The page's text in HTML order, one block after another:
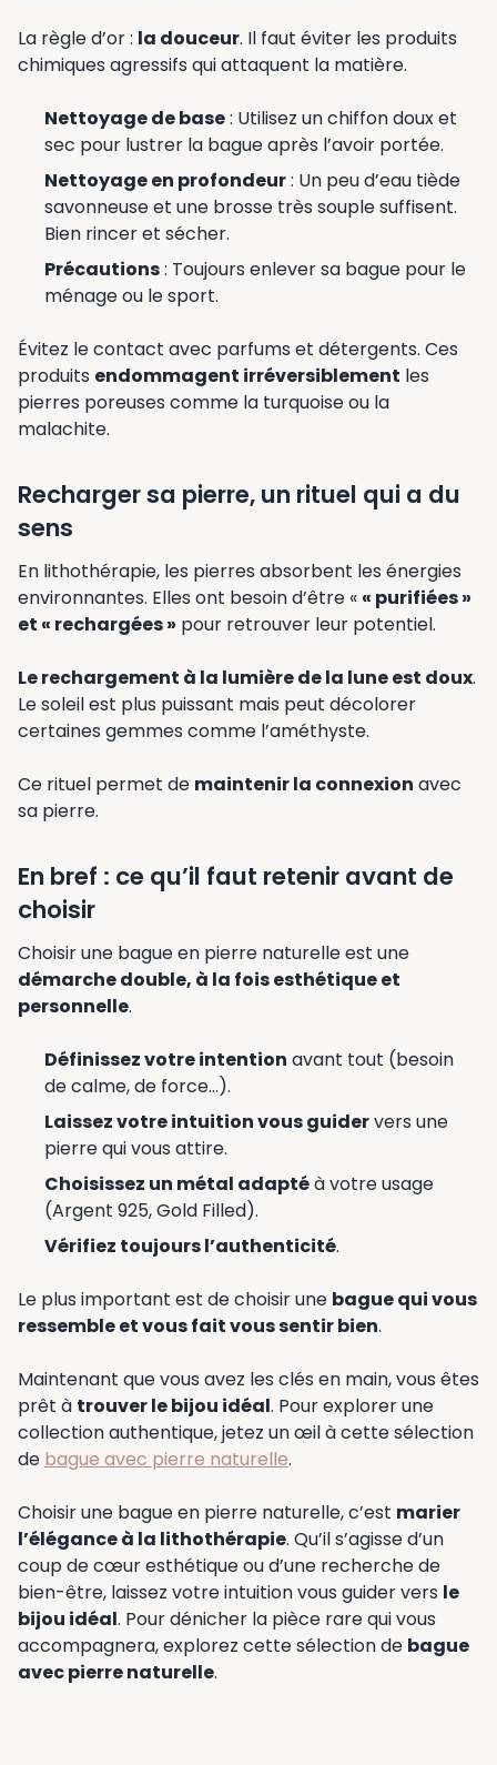
La règle d’or : la douceur. Il faut éviter les produits
chimiques agressifs qui attaquent la matière.
Nettoyage de base: Utilisez un chiffon doux et
sec pour lustrer la bague après l’avoir portée.
Nettoyage en profondeur: Un peu d’eau tiède
savonneuse et une brosse très souple suffisent.
Bien rincer et sécher.
Précautions: Toujours enlever sa bague pour le
ménage ou le sport.
Évitez le contact avec parfums et détergents. Ces
produits endommagent irréversiblement les
pierres poreuses comme la turquoise ou la
malachite.
Recharger sa pierre, un rituel qui a du
sens
En lithothérapie, les pierres absorbent les énergies
environnantes. Elles ont besoin d’être « « purifiées »
et « rechargées » pour retrouver leur potentiel.
Le rechargement à la lumière de la lune est doux.
Le soleil est plus puissant mais peut décolorer
certaines gemmes comme l’améthyste.
Ce rituel permet de maintenir la connexion avec
sa pierre.
En bref : ce qu’il faut retenir avant de
choisir
Choisir une bague en pierre naturelle est une
démarche double, à la fois esthétique et
personnelle.
Définissez votre intention avant tout (besoin
de calme, de force…).
Laissez votre intuition vous guidervers une
pierre qui vous attire.
Choisissez un métal adaptéà votre usage
(Argent 925, Gold Filled).
Vérifiez toujours l’authenticité.
Le plus important est de choisir une bague qui vous
ressemble et vous fait vous sentir bien.
Maintenant que vous avez les clés en main, vous êtes
prêt à trouver le bijou idéal. Pour explorer une
collection authentique, jetez un œil à cette sélection
de bague avec pierre naturelle.
Choisir une bague en pierre naturelle, c’est marier
l’élégance à la lithothérapie. Qu’il s’agisse d’un
coup de cœur esthétique ou d’une recherche de
bien-être, laissez votre intuition vous guider vers le
bijou idéal. Pour dénicher la pièce rare qui vous
accompagnera, explorez cette sélection de bague
avec pierre naturelle.